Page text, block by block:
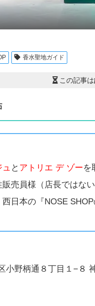
香水聖地ガイド
この記事は
ュ と アトリエ デ ゾーを
売員様（店長ではな
日本の『NOSE
野柄通８丁目１−８